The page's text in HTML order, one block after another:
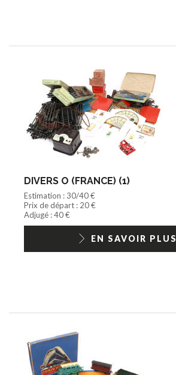
DIVERS O (FRANCE) (1)
Estimation : 30/40 €
Prix de départ : 20 €
Adjugé : 40 €
EN SAVOIR PLUS